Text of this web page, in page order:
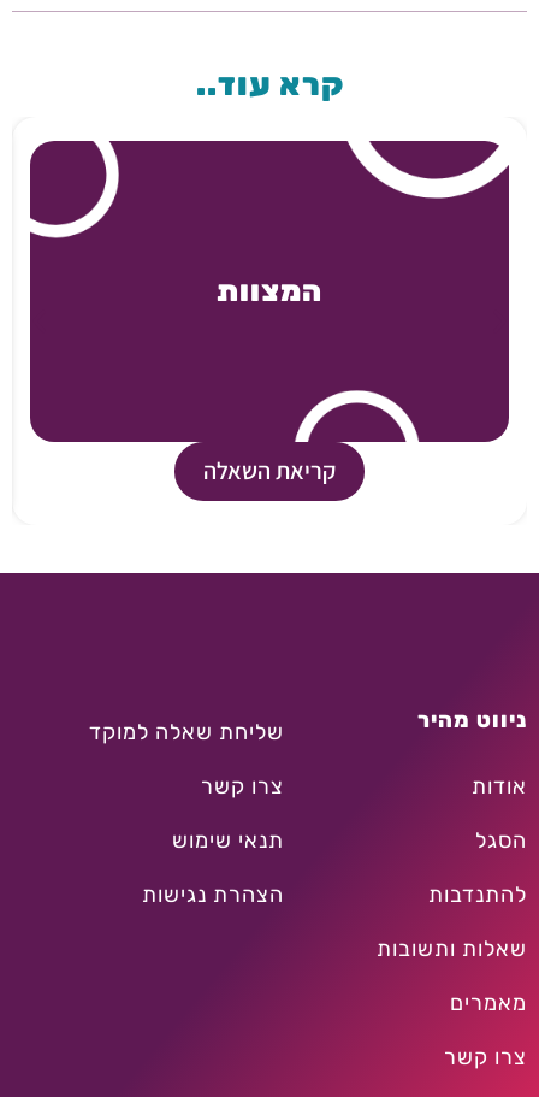
קרא עוד..
המצוות
קריאת השאלה
ניווט מהיר
אודות
הסגל
להתנדבות
שאלות ותשובות
מאמרים
צרו קשר
שליחת שאלה למוקד
צרו קשר
תנאי שימוש
הצהרת נגישות